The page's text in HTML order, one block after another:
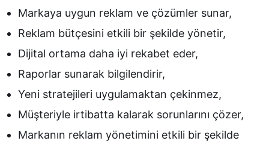
Markaya uygun reklam ve çözümler sunar,
Reklam bütçesini etkili bir şekilde yönetir,
Dijital ortama daha iyi rekabet eder,
Raporlar sunarak bilgilendirir,
Yeni stratejileri uygulamaktan çekinmez,
Müşteriyle irtibatta kalarak sorunlarını çözer,
Markanın reklam yönetimini etkili bir şekilde